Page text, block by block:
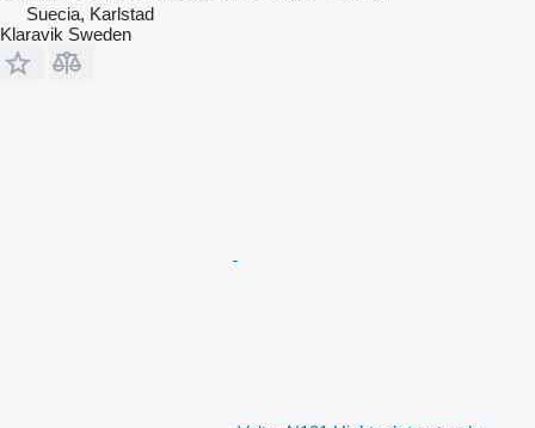
Suecia, Karlstad
Klaravik Sweden